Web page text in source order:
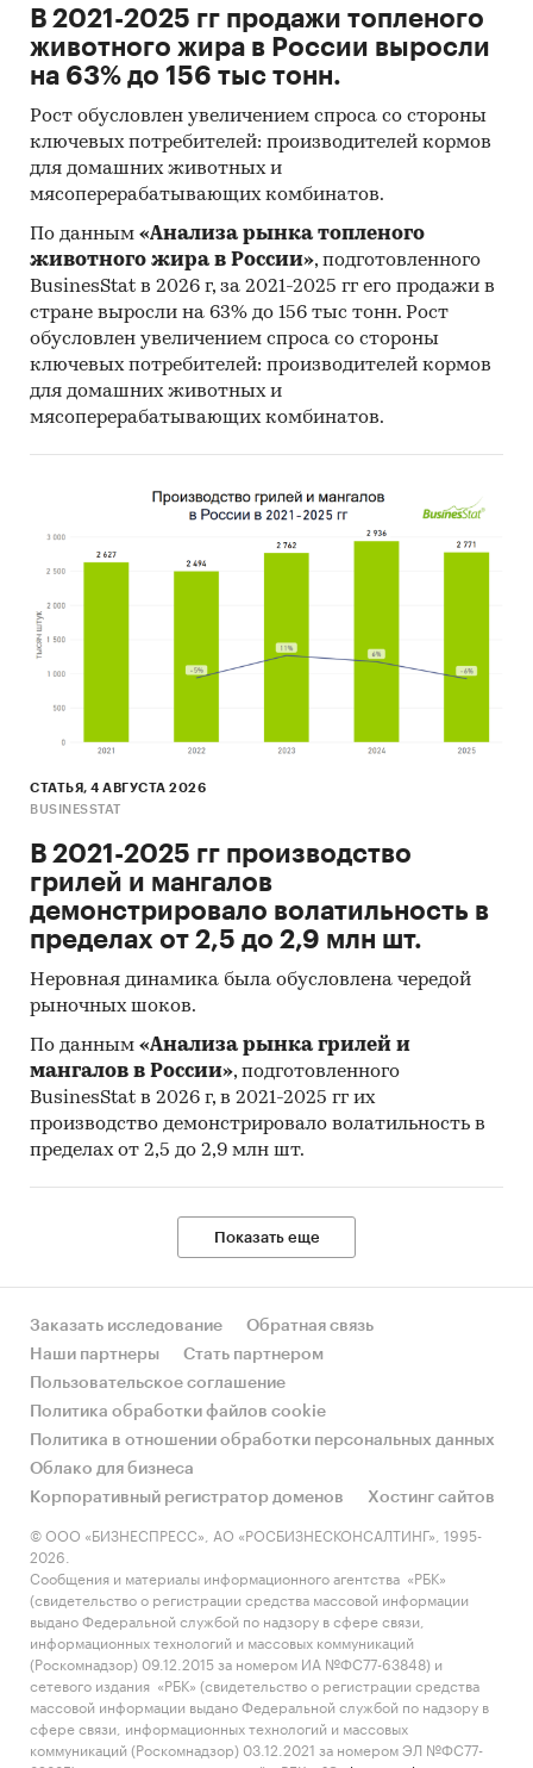
В 2021-2025 гг продажи топленого
животного жира в России выросли
на 63% до 156 тыс тонн.
Рост обусловлен увеличением спроса со стороны
ключевых потребителей: производителей кормов
для домашних животных и
мясоперерабатывающих комбинатов.
По данным «Анализа рынка топленого
животного жира в России», подготовленного
BusinesStat в 2026 г, за 2021-2025 гг его продажи в
стране выросли на 63% до 156 тыс тонн. Рост
обусловлен увеличением спроса со стороны
ключевых потребителей: производителей кормов
для домашних животных и
мясоперерабатывающих комбинатов.
СТАТЬЯ, 4 АВГУСТА 2026
BUSINESSTAT
В 2021-2025 гг производство
грилей и мангалов
демонстрировало волатильность в
пределах от 2,5 до 2,9 млн шт.
Неровная динамика была обусловлена чередой
рыночных шоков.
По данным «Анализа рынка грилей и
мангалов в России», подготовленного
BusinesStat в 2026 г, в 2021-2025 гг их
производство демонстрировало волатильность в
пределах от 2,5 до 2,9 млн шт.
Показать еще
Заказать исследование
Обратная связь
Наши партнеры
Стать партнером
Пользовательское соглашение
Политика обработки файлов cookie
Политика в отношении обработки персональных данных
Облако для бизнеса
Корпоративный регистратор доменов
Хостинг сайтов
© ООО «БИЗНЕСПРЕСС», АО «РОСБИЗНЕСКОНСАЛТИНГ», 1995-
2026.
Сообщения и материалы информационного агентства «РБК»
(свидетельство о регистрации средства массовой информации
выдано Федеральной службой по надзору в сфере связи,
информационных технологий и массовых коммуникаций
(Роскомнадзор) 09.12.2015 за номером ИА №ФС77-63848) и
сетевого издания «РБК» (свидетельство о регистрации средства
массовой информации выдано Федеральной службой по надзору в
сфере связи, информационных технологий и массовых
коммуникаций (Роскомнадзор) 03.12.2021 за номером ЭЛ №ФС77-